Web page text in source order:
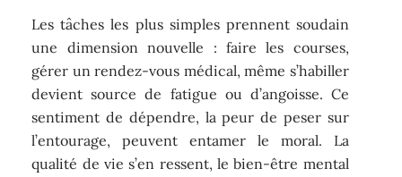
Les tâches les plus simples prennent soudain
une dimension nouvelle : faire les courses,
gérer un rendez-vous médical, même s’habiller
devient source de fatigue ou d’angoisse. Ce
sentiment de dépendre, la peur de peser sur
l’entourage, peuvent entamer le moral. La
qualité de vie s’en ressent, le bien-être mental